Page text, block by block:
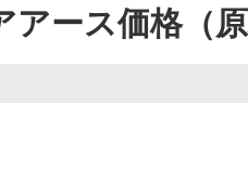
アース価格（